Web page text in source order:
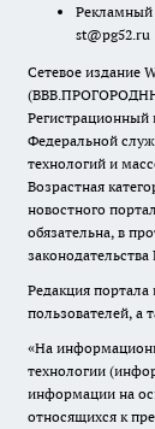
Рекламный
st@pg52.ru
Сетевое издание
Регистрационный
Федеральной
технологий и
Возрастная
новостного
обязательна, в
Редакция портала
пользователей, а
«На
технологии
информации на
относящихся к